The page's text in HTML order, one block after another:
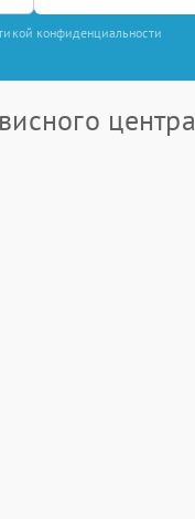
конфиденциальности
центра